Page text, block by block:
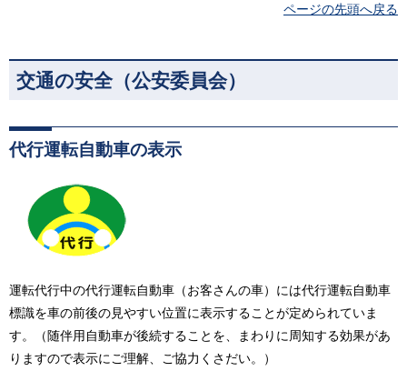
ページの先頭へ戻る
交通の安全（公安委員会）
代行運転自動車の表示
運転代行中の代行運転自動車（お客さんの車）には代行運転自動車
標識を車の前後の見やすい位置に表示することが定められていま
す。（随伴用自動車が後続することを、まわりに周知する効果があ
りますので表示にご理解、ご協力くさだい。）